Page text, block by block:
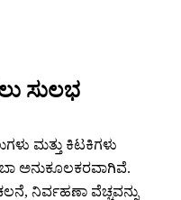
ಸುಲಭ
ಮತ್ತು ಕಿಟಕಿಗಳು
ಅನುಕೂಲಕರವಾಗಿವೆ.
ನಿರ್ವಹಣಾ ವೆಚ್ಚವನ್ನು